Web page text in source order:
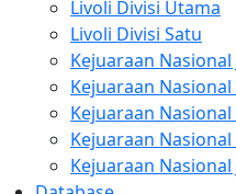
Livoli Divisi Utama
Livoli Divisi Satu
Kejuaraan Nasional
Kejuaraan Nasional
Kejuaraan Nasional
Kejuaraan Nasional
Kejuaraan